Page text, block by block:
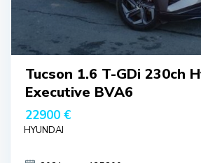
Tucson 1.6 T-GDi 230ch
Executive BVA6
22900 €
HYUNDAI